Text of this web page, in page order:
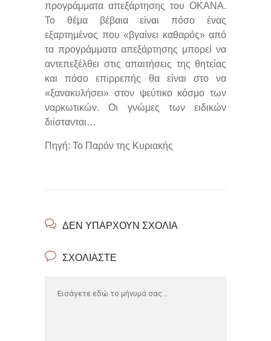
προγράμματα απεξάρτησης του ΟΚΑΝΑ.
Το θέμα βέβαια είναι πόσο ένας
εξαρτημένος που «βγαίνει καθαρός» από
τα προγράμματα απεξάρτησης μπορεί να
αντεπεξέλθει στις απαιτήσεις της θητείας
και πόσο επιρρεπής θα είναι στο να
«ξανακυλήσει» στον ψεύτικο κόσμο των
ναρκωτικών. Οι γνώμες των ειδικών
διίστανται…
Πηγή: Το Παρόν της Κυριακής
ΔΕΝ ΥΠΆΡΧΟΥΝ ΣΧΌΛΙΑ
ΣΧΟΛΙΆΣΤΕ